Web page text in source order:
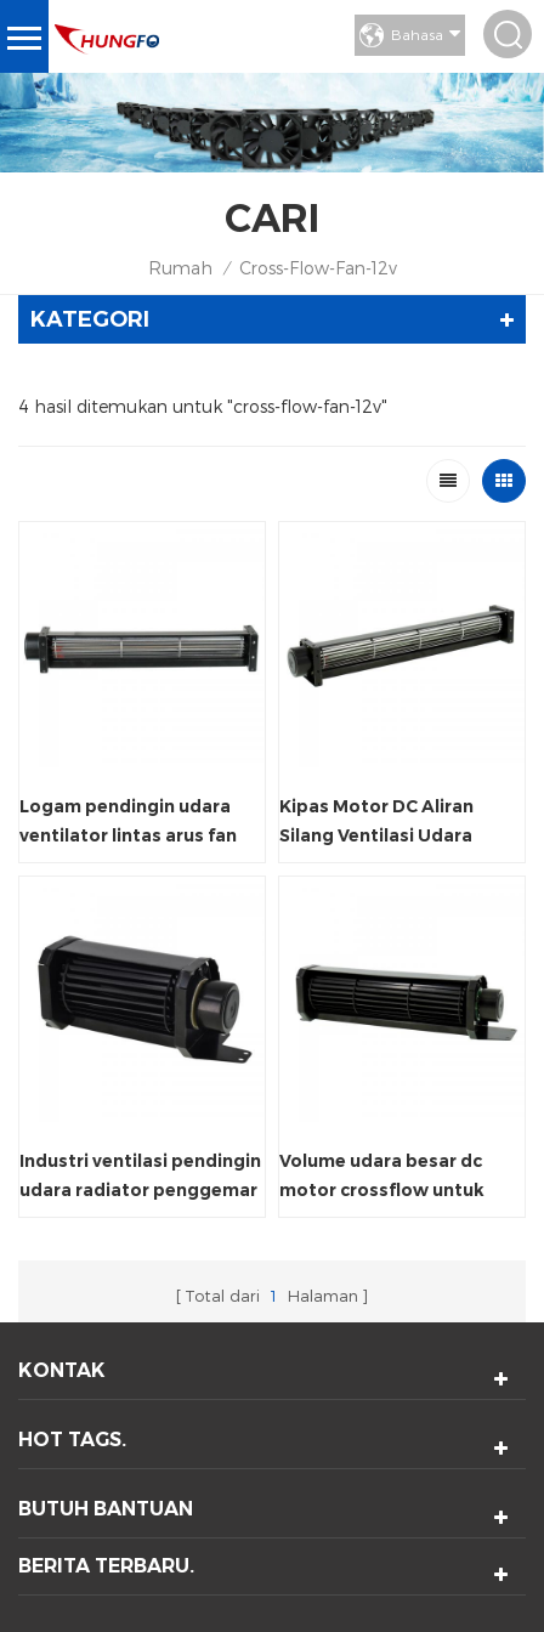
Bahasa
CARI
Rumah / Cross-Flow-Fan-12v
KATEGORI
4 hasil ditemukan untuk "cross-flow-fan-12v"
Logam pendingin udara
ventilator lintas arus fan
Kipas Motor DC Aliran
Silang Ventilasi Udara
Industri ventilasi pendingin
udara radiator penggemar
Volume udara besar dc
motor crossflow untuk
Total dari 1 Halaman
KONTAK
HOT TAGS.
BUTUH BANTUAN
BERITA TERBARU.